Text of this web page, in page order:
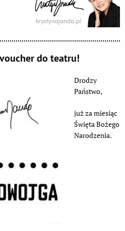
do teatru!
Drodzy
Państwo,
już za miesiąc
Święta Bożego
Narodzenia.